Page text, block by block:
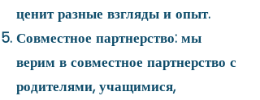
ценит разные взгляды и опыт.
Совместное партнерство: мы
верим в совместное партнерство с
родителями, учащимися,